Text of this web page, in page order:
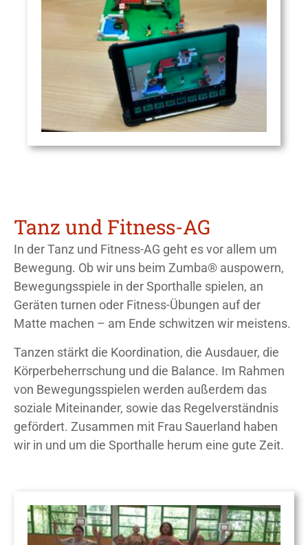
Tanz und Fitness-AG
In der Tanz und Fitness-AG geht es vor allem um
Bewegung. Ob wir uns beim Zumba® auspowern,
Bewegungsspiele in der Sporthalle spielen, an
Geräten turnen oder Fitness-Übungen auf der
Matte machen – am Ende schwitzen wir meistens.
Tanzen stärkt die Koordination, die Ausdauer, die
Körperbeherrschung und die Balance. Im Rahmen
von Bewegungsspielen werden außerdem das
soziale Miteinander, sowie das Regelverständnis
gefördert. Zusammen mit Frau Sauerland haben
wir in und um die Sporthalle herum eine gute Zeit.